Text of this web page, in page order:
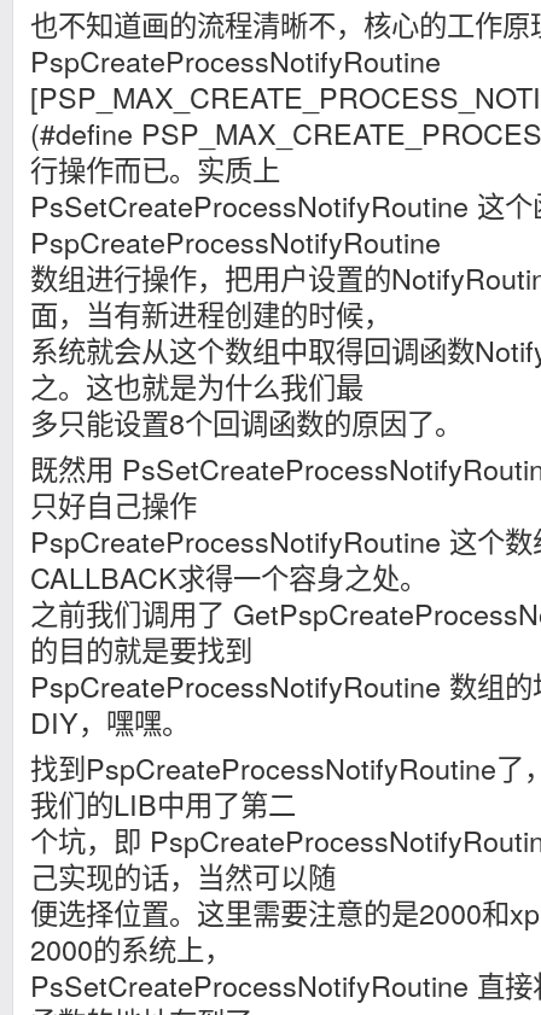
也不知道画的流程清晰不，核心的工作原
PspCreateProcessNotifyRoutine
(#define
行操作而已。实质上
PsSetCreateProcessNotifyRoutine 这个
PspCreateProcessNotifyRoutine
数组进行操作，把用户设置的
面，当有新进程创建的时候，
系统就会从这个数组中取得回调函数
之。这也就是为什么我们最
多只能设置8个回调函数的原因了。
既然用
只好自己操作
PspCreateProcessNotifyRoutine 这个
CALLBACK求得一个容身之处。
之前我们调用了
的目的就是要找到
PspCreateProcessNotifyRoutine 数组
DIY，嘿嘿。
找到PspCreateProcessNotifyRoutine了
我们的LIB中用了第二
个坑，即
己实现的话，当然可以随
便选择位置。这里需要注意的是2000和
2000的系统上，
PsSetCreateProcessNotifyRoutine 直